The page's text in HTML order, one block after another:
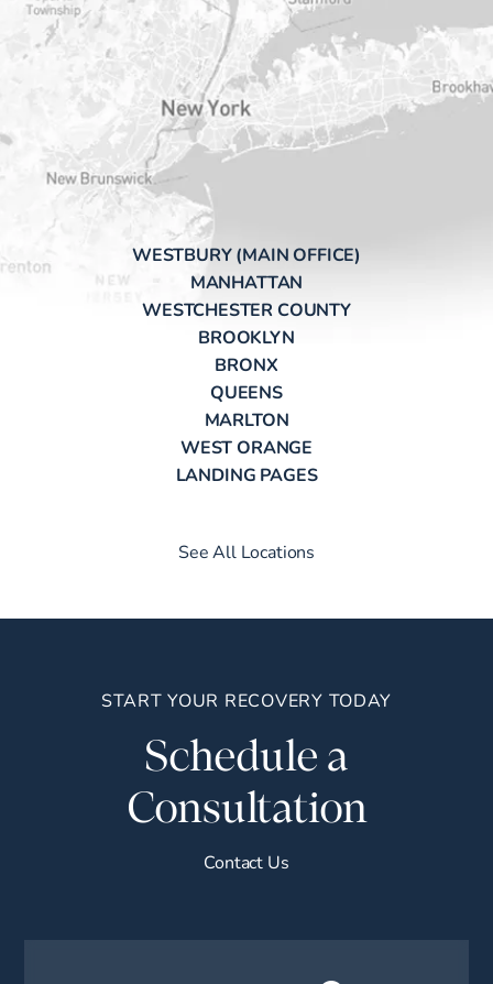
WESTBURY (MAIN OFFICE)
MANHATTAN
WESTCHESTER COUNTY
BROOKLYN
BRONX
QUEENS
MARLTON
WEST ORANGE
LANDING PAGES
See All Locations
START YOUR RECOVERY TODAY
Schedule a
Consultation
Contact Us